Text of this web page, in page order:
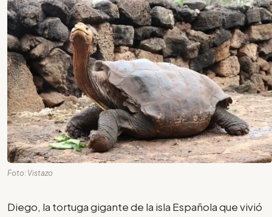
Foto: Vistazo
Diego, la tortuga gigante de la isla Española que vivió